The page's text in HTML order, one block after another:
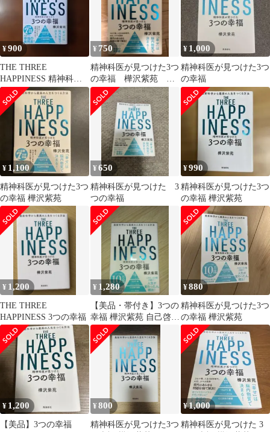
¥900
THE THREE
HAPPINESS 精神科医
が見つけた3つの幸福
¥ 750
精神科医が見つけた3つ
の幸福 樺沢紫苑 飛
鳥新社
¥ 1,000
精神科医が見つけた3つ
の幸福
¥ 1,100
精神科医が見つけた3つ
の幸福 樺沢紫苑
¥650
精神科医が見つけた 3
つの幸福
¥990
精神科医が見つけた3つ
の幸福 樺沢紫苑
¥ 1,200
THE THREE
HAPPINESS 3つの幸福
¥ 1,280
【美品・帯付き】3つの
幸福 樺沢紫苑 自己啓発
本
¥880
精神科医が見つけた3つ
の幸福 樺沢紫苑
¥ 1,200
【美品】3つの幸福
¥800
精神科医が見つけた3つ
¥1,000
精神科医が見つけた 3